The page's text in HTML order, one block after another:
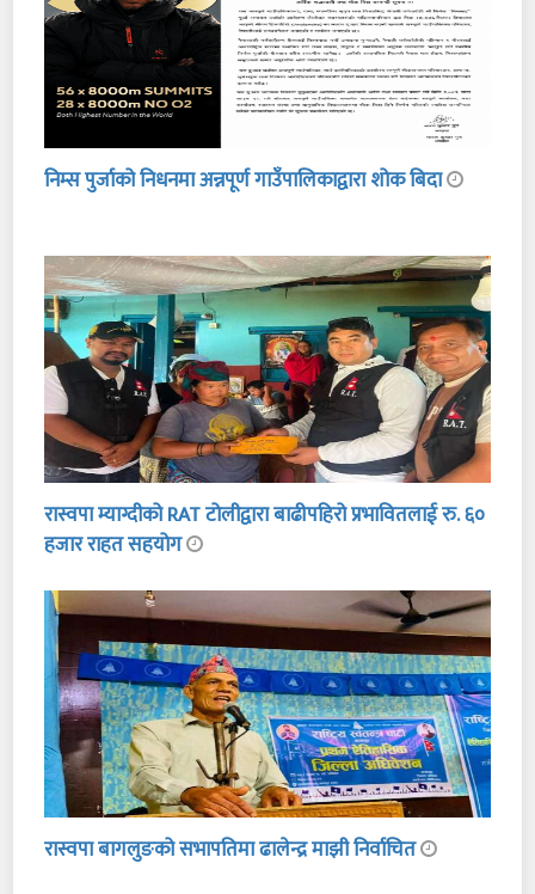
निम्स पुर्जाको निधनमा अन्नपूर्ण गाउँपालिकाद्वारा शोक बिदा
रास्वपा म्याग्दीको RAT टोलीद्वारा बाढीपहिरो प्रभावितलाई रु. ६०
हजार राहत सहयोग
रास्वपा बागलुङको सभापतिमा ढालेन्द्र माझी निर्वाचित